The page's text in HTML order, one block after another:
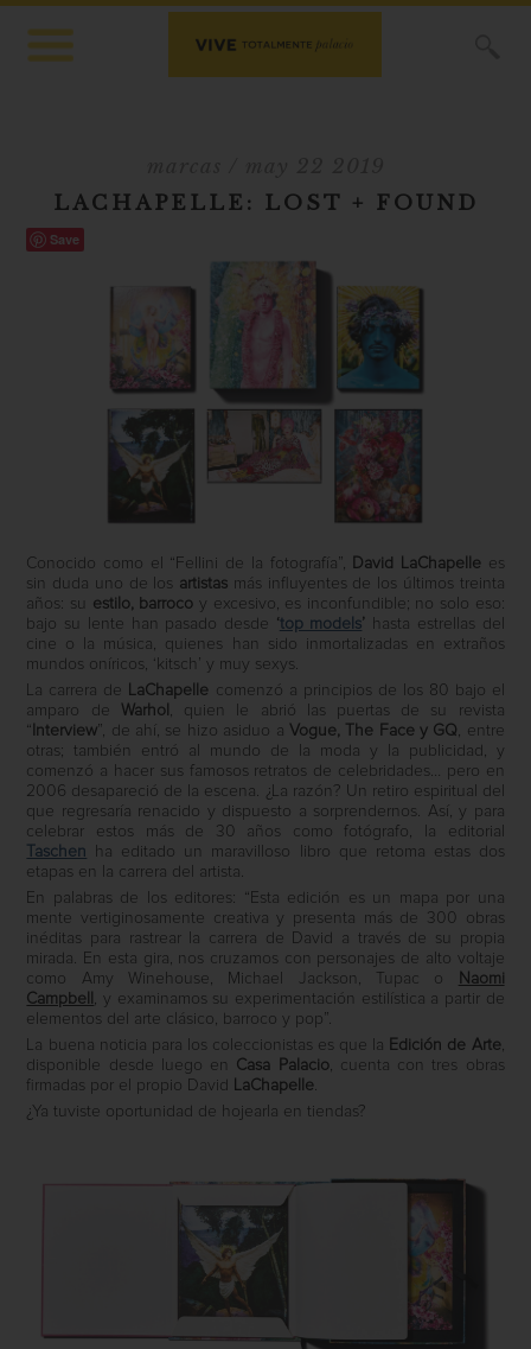
LACHAPELLE: LOST + FOUND
Save
Conocido como el “Fellini de la fotografía”, David LaChapellees
sin duda uno de los artistas más influyentes de los últimos treinta
años: su estilo, barroco y excesivo, es inconfundible; no solo eso:
bajo su lente han pasado desde ‘top models’
hasta estrellas del
cine o la música, quienes han sido inmortalizadas en extraños
mundos oníricos, ‘kitsch’ y muy sexys.
La carrera de LaChapelle comenzó a principios de los 80 bajo el
amparo de Warhol , quien le abrió las puertas de su revista
“ Interview ”, de ahí, se hizo asiduo a Vogue, The Face y GQ , entre
otras; también entró al mundo de la moda y la publicidad, y
comenzó a hacer sus famosos retratos de celebridades… pero en
2006 desapareció de la escena. ¿La razón? Un retiro espiritual del
que regresaría renacido y dispuesto a sorprendernos. Así, y para
celebrar estos más de 30 años como fotógrafo, la editorial
Taschen
ha editado un maravilloso libro que retoma estas dos
etapas en la carrera del artista.
En palabras de los editores: “ Esta edición es un mapa por una
mente vertiginosamente creativa y presenta más de 300 obras
inéditas para rastrear la carrera de David a través de su propia
mirada. En esta gira, nos cruzamos con personajes de alto voltaje
como Amy Winehouse, Michael Jackson, Tupac o
Naomi
Campbell , y examinamos su experimentación estilística a partir de
elementos del arte clásico, barroco y pop”.
La buena noticia para los coleccionistas es que la Edición de Arte,
disponible desde luego en Casa Palacio, cuenta con tres obras
firmadas por el propio David
LaChapelle.
¿Ya tuviste oportunidad de hojearla en tiendas?